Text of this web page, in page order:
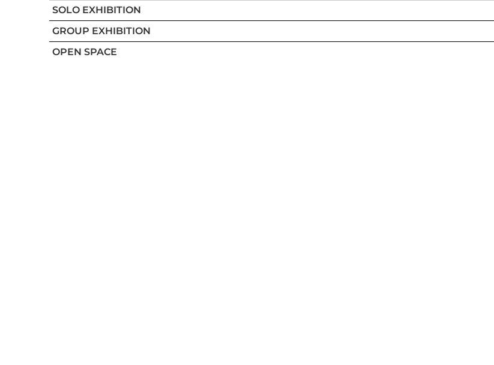
SOLO EXHIBITION
GROUP EXHIBITION
OPEN SPACE